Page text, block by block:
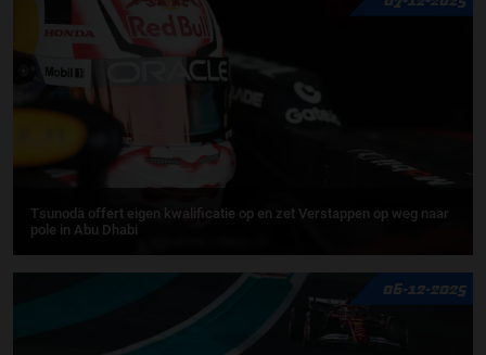
Tsunoda offert eigen kwalificatie op en zet Verstappen op weg naar
pole in Abu Dhabi
06-12-2025